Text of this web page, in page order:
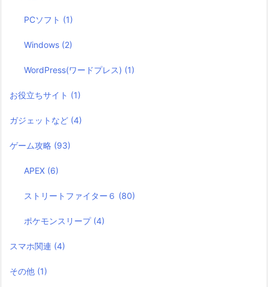
PCソフト (1)
Windows (2)
WordPress(ワードプレス) (1)
お役立ちサイト (1)
ガジェットなど (4)
ゲーム攻略 (93)
APEX (6)
ストリートファイター６ (80)
ポケモンスリープ (4)
スマホ関連 (4)
その他 (1)